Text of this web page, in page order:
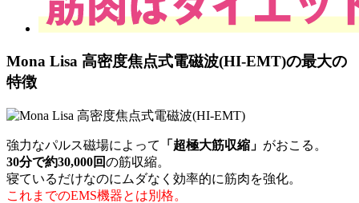
Mona Lisa 高密度焦点式電磁波(HI-EMT)の最大の
特徴
強力なパルス磁場によって 「超極大筋収縮」 がおこる。
30分で約30,000回の筋収縮。
寝ているだけなのにムダなく効率的に筋肉を強化。
これまでのEMS機器とは別格。